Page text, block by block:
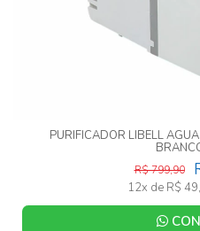
PURIFICADOR LIBELL
R$ 799,90
12x de R$